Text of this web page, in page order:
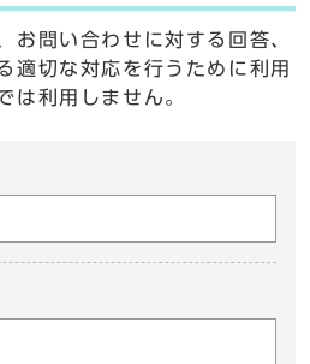
お問い合わせに対する回答、
適切な対応を行うために利用
は利用しません。